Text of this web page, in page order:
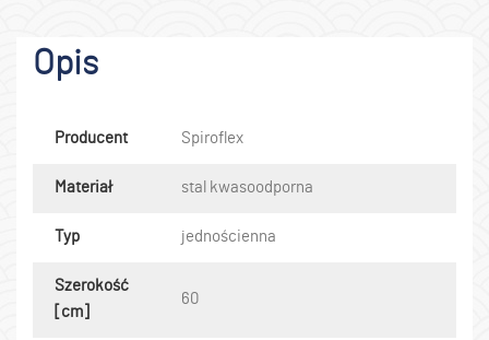
Opis
Producent Spiroflex
Materiał stal kwasoodporna
Typ jednościenna
Szerokość
[cm]
60